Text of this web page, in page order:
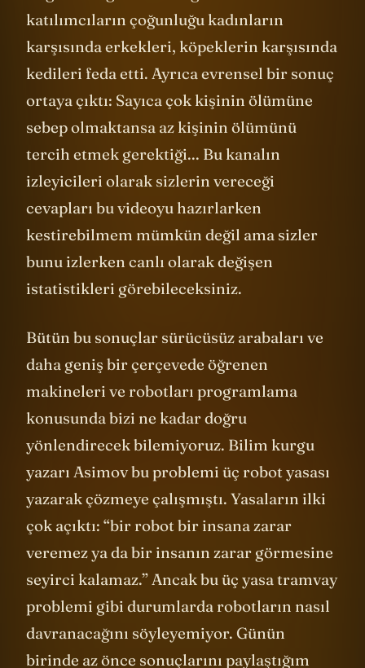
Coğrafi bölgelerden bağımsız olarak
katılımcıların çoğunluğu kadınların
karşısında erkekleri, köpeklerin karşısında
kedileri feda etti. Ayrıca evrensel bir sonuç
ortaya çıktı: Sayıca çok kişinin ölümüne
sebep olmaktansa az kişinin ölümünü
tercih etmek gerektiği... Bu kanalın
izleyicileri olarak sizlerin vereceği
cevapları bu videoyu hazırlarken
kestirebilmem mümkün değil ama sizler
bunu izlerken canlı olarak değişen
Bütün bu sonuçlar sürücüsüz arabaları ve
daha geniş bir çerçevede öğrenen
makineleri ve robotları programlama
konusunda bizi ne kadar doğru
yönlendirecek bilemiyoruz. Bilim kurgu
yazarı Asimov bu problemi üç robot yasası
yazarak çözmeye çalışmıştı. Yasaların ilki
çok açıktı: “bir robot bir insana zarar
veremez ya da bir insanın zarar görmesine
seyirci kalamaz.” Ancak bu üç yasa tramvay
problemi gibi durumlarda robotların nasıl
davranacağını söyleyemiyor. Günün